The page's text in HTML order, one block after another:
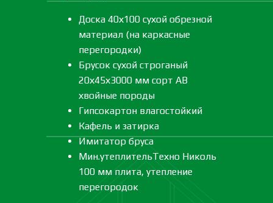
Доска 40х100 сухой обрезной
материал (на каркасные
перегородки)
Брусок сухой строганый
20х45х3000 мм сорт АВ
хвойные породы
Гипсокартон влагостойкий
Кафель и затирка
Имитатор бруса
Мин.утеплительТехно Николь
100 мм плита, утепление
перегородок